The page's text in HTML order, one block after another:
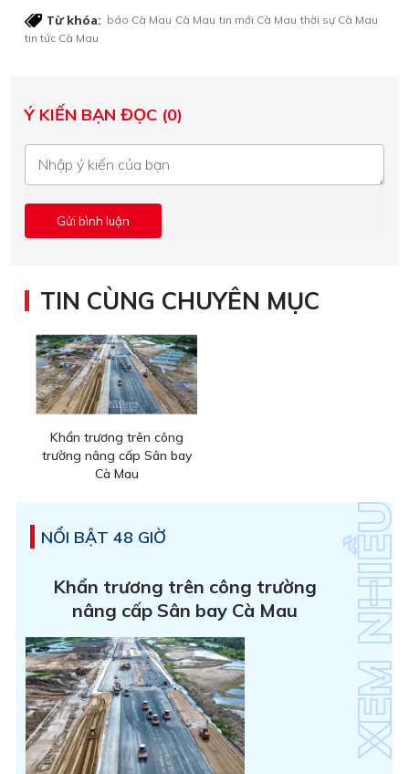
Từ khóa: báo Cà Mau Cà Mau tin mới Cà Mau thời sự Cà Mau
tin tức Cà Mau
Ý KIẾN BẠN ĐỌC (0)
TIN CÙNG CHUYÊN MỤC
Khẩn trương trên công
trường nâng cấp Sân bay
Cà Mau
NỔI BẬT 48 GIỜ
Khẩn trương trên công trường
nâng cấp Sân bay Cà Mau